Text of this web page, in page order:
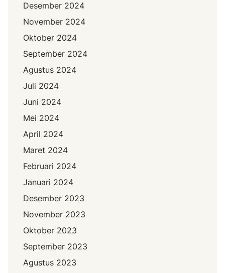
Desember 2024
November 2024
Oktober 2024
September 2024
Agustus 2024
Juli 2024
Juni 2024
Mei 2024
April 2024
Maret 2024
Februari 2024
Januari 2024
Desember 2023
November 2023
Oktober 2023
September 2023
Agustus 2023